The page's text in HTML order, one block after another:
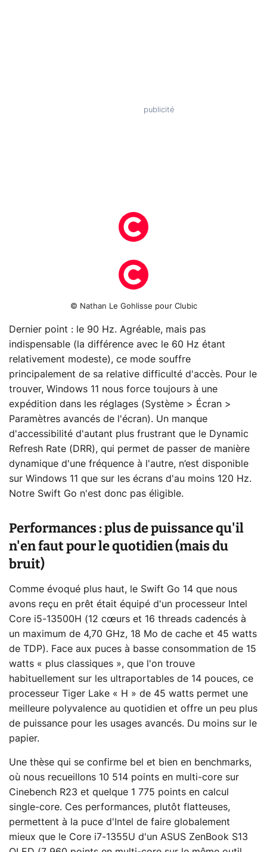
© Nathan Le Gohlisse pour Clubic
Dernier point : le 90 Hz. Agréable, mais pas
indispensable (la différence avec le 60 Hz étant
relativement modeste), ce mode souffre
principalement de sa relative difficulté d'accès. Pour le
trouver, Windows 11 nous force toujours à une
expédition dans les réglages (Système > Écran >
Paramètres avancés de l'écran). Un manque
d'accessibilité d'autant plus frustrant que le Dynamic
Refresh Rate (DRR), qui permet de passer de manière
dynamique d'une fréquence à l'autre, n’est disponible
sur Windows 11 que sur les écrans d'au moins 120 Hz.
Notre Swift Go n'est donc pas éligible.
Performances : plus de puissance qu'il
n'en faut pour le quotidien (mais du
bruit)
Comme évoqué plus haut, le Swift Go 14 que nous
avons reçu en prêt était équipé d'un processeur Intel
Core i5-13500H (12 cœurs et 16 threads cadencés à
un maximum de 4,70 GHz, 18 Mo de cache et 45 watts
de TDP). Face aux puces à basse consommation de 15
watts « plus classiques », que l'on trouve
habituellement sur les ultraportables de 14 pouces, ce
processeur Tiger Lake « H » de 45 watts permet une
meilleure polyvalence au quotidien et offre un peu plus
de puissance pour les usages avancés. Du moins sur le
papier.
Une thèse qui se confirme bel et bien en benchmarks,
où nous recueillons 10 514 points en multi-core sur
Cinebench R23 et quelque 1 775 points en calcul
single-core. Ces performances, plutôt flatteuses,
permettent à la puce d'Intel de faire globalement
mieux que le Core i7-1355U d'un ASUS ZenBook S13